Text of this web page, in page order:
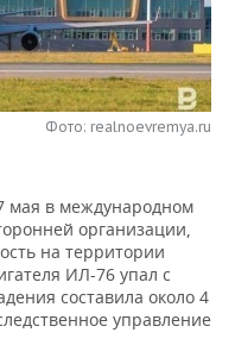
Фото: realnoevremya.ru
мая в международном
организации,
на территории
ИЛ-76 упал с
составила около 4
управление